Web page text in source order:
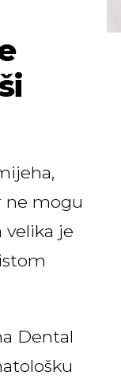
ne mogu
velika je
Dental